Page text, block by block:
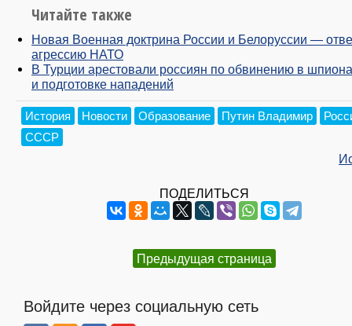
Читайте также
Новая Военная доктрина России и Белоруссии —
агрессию НАТО
В Турции арестовали россиян по обвинению в
и подготовке нападений
История Новости Образование Путин Владимир
СССР
ПОДЕЛИТЬСЯ
Предыдущая страница
Войдите через социальную сеть